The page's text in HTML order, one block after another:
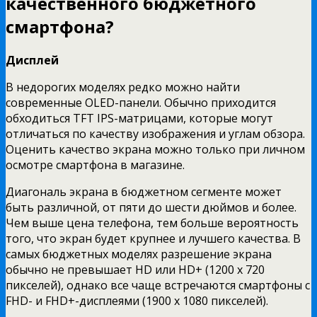
смартфона?
Дисплей
В недорогих моделях редко можно найти
современные OLED-панели. Обычно приходится
обходиться TFT IPS-матрицами, которые могут
отличаться по качеству изображения и углам обзора.
Оценить качество экрана можно только при личном
осмотре смартфона в магазине.
Диагональ экрана в бюджетном сегменте может
быть различной, от пяти до шести дюймов и более.
Чем выше цена телефона, тем больше вероятность
того, что экран будет крупнее и лучшего качества. В
самых бюджетных моделях разрешение экрана
обычно не превышает HD или HD+ (1200 x 720
пикселей), однако все чаще встречаются смартфоны с
FHD- и FHD+-дисплеями (1900 x 1080 пикселей).